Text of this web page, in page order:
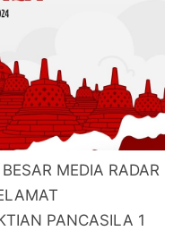
MEDIA RADAR
PANCASILA 1